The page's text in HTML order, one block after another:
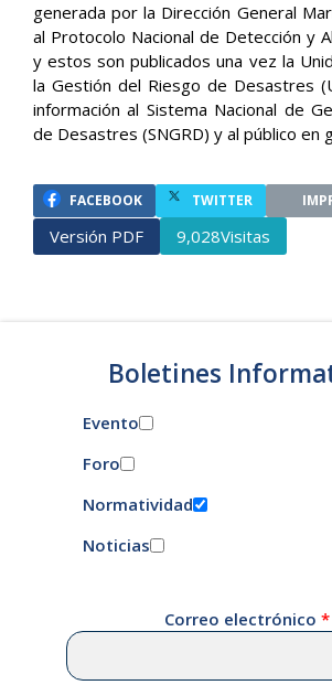
generada por la Dirección General
al Protocolo Nacional de Detección y
y estos son publicados una vez la
la Gestión del Riesgo de Desastres
información al ​Sistema Nacional de
de Desastres (SNGRD) y al público en
FACEBOOK TWITTER
Versión PDF 9,028Visitas
Boletines
Evento
Foro
Normatividad
Noticias
Correo electrónico